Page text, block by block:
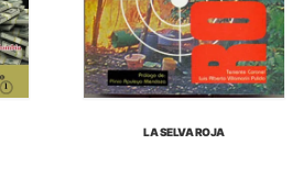
LA SELVA ROJA